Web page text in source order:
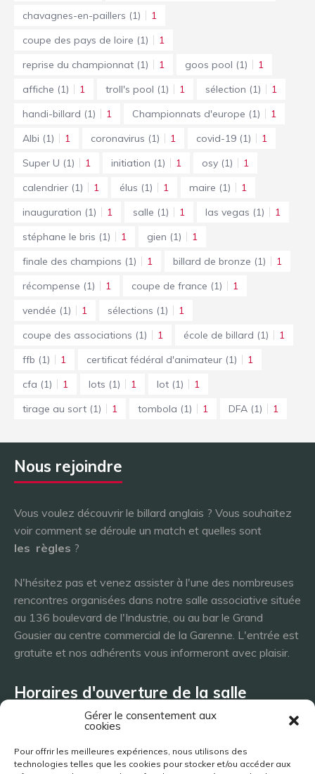
Gérer le consentement aux
cookies
Pour offrir les meilleures expériences, nous utilisons des
technologies telles que les cookies pour stocker et/ou accéder aux
chavagnes-en-paillers (1)
1
coupe des pays de loire (1)
1
reprise du championnat (1) 1 goos pool (1)
1
affiche (1) 1 troll's pool (1) 1 sélection (1)
1
handi-billard (1) 1 Championnats d'europe (1)
1
Albi (1) 1 coronavirus (1) 1 covid-19 (1)
1
Super U (1) 1 initiation (1) 1 osy (1)
1
calendrier (1) 1 élus (1) 1 maire (1)
1
inauguration (1) 1 salle (1) 1 las vegas (1)
1
stéphane le bris (1) 1 gien (1)
1
finale des champions (1) 1 billard de bronze (1)
1
récompense (1) 1 coupe de france (1)
1
vendée (1) 1 sélections (1)
1
coupe des associations (1) 1 école de billard (1)
1
ffb (1) 1 certificat fédéral d'animateur (1)
1
cfa (1) 1 lots (1) 1 lot (1)
1
tirage au sort (1) 1 tombola (1) 1 DFA (1) 1
Nous rejoindre
Vous voulez découvrir le billard anglais ? Vous souhaitez
voir comment se déroule un match et quelles sont
les règles ?
N'hésitez pas et venez assister à l'une des nombreuses
rencontres organisées dans notre salle associative située
au 136 boulevard de l'Industrie, ou au bar le Grand
Gousier au centre commercial de la Garenne. L'entrée est
gratuite et nos adhérents vous informeront avec plaisir.
Horaires d'ouverture de la salle
Mardi 8h - 23h